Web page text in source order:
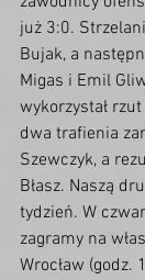
już 3:0.
Bujak, a
Migas i Emil
wykorzystał
dwa trafienia
Szewczyk, a
Błasz. Naszą
tydzień. W
zagramy na
Wrocław (godz.